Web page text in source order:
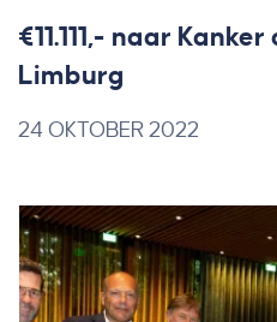
€11.111,- naar
Limburg
24 OKTOBER 2022